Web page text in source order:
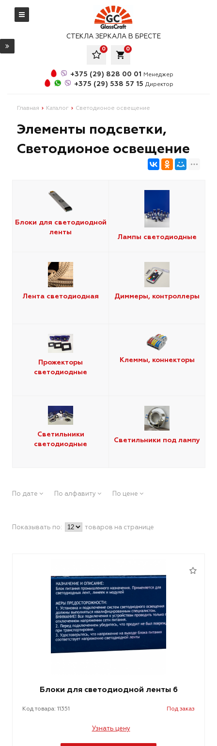
СТЕКЛА ЗЕРКАЛА В БРЕСТЕ
local_grocery_store
0
0
+375 (29) 828 00 01 Менеджер
+375 (29) 538 57 15 Директор
Главная Каталог Светодионое освещение
Элементы подсветки,
Светодионое освещение
Блоки для светодиодной
ленты
Лампы светодиодные
Лента светодиодная Диммеры, контроллеры
Прожекторы
светодиодные
Клеммы, коннекторы
Светильники
светодиодные
Светильники под лампу
По дате По алфавиту По цене
Показывать по: товаров на странице
Блоки для светодиодной ленты 6
Код товара: 11351 Под заказ
Узнать цену